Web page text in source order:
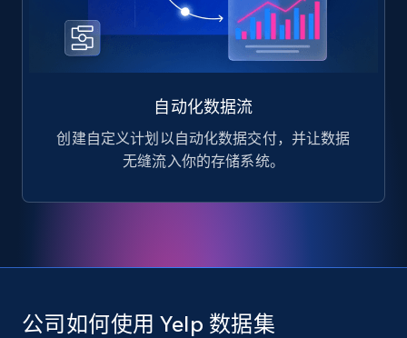
自动化数据流
创建自定义计划以自动化数据交付，并让数据
无缝流入你的存储系统。
公司如何使用 Yelp 数据集